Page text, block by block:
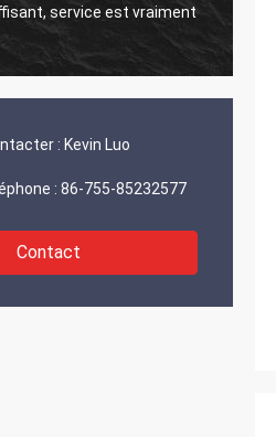
service est vraiment
: Kevin Luo
: 86-755-85232577
Contact